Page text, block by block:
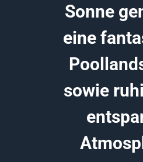
Sonne
eine
sowie